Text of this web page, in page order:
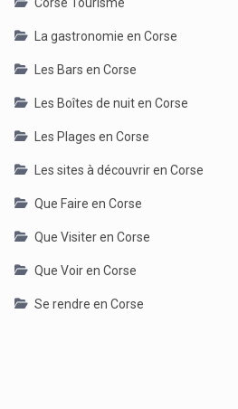
La gastronomie en Corse
Les Bars en Corse
Les Boîtes de nuit en Corse
Les Plages en Corse
Les sites à découvrir en Corse
Que Faire en Corse
Que Visiter en Corse
Que Voir en Corse
Se rendre en Corse